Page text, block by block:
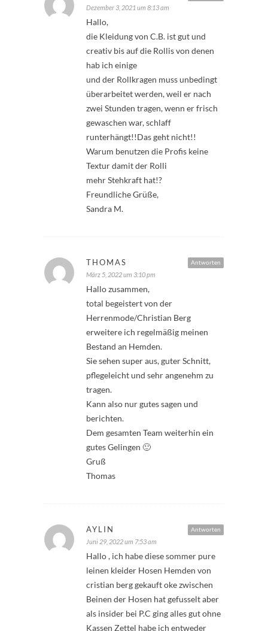
Dezember 3, 2021 um 8:13 am
Hallo,
die Kleidung von C.B. ist gut und
creativ bis auf die Rollis von denen
hab ich einige
und der Rollkragen muss unbedingt
überarbeitet werden, weil er nach
zwei Stunden tragen, wenn er frisch
gewaschen war, schlaff
runterhängt!!Das geht nicht!!
Warum benutzen die Profis keine
Textur damit der Rolli
mehr Stehkraft hat!?
Freundliche Grüße,
Sandra M.
Antworten
THOMAS
März 5, 2022 um 3:10 pm
Hallo zusammen,
total begeistert von der
Herrenmode/Christian Berg
erweitere ich regelmäßig meinen
Bestand an Hemden.
Sie sehen super aus, guter Schnitt,
pflegeleicht und sehr angenehm zu
tragen.
Kann also nur gutes sagen und
berichten.
Dem gesamten Team weiterhin ein
gutes Gelingen 🙂
Gruß
Thomas
Antworten
AYLIN
Juni 29, 2022 um 7:53 am
Hallo , ich habe diese sommer pure
leinen kleider Hosen Hemden von
cristian berg gekauft oke zwischen
Beinen der Hosen hat gefusselt aber
als insider bei P.C ging alles gut ohne
Kassen Zettel habe ich entweder